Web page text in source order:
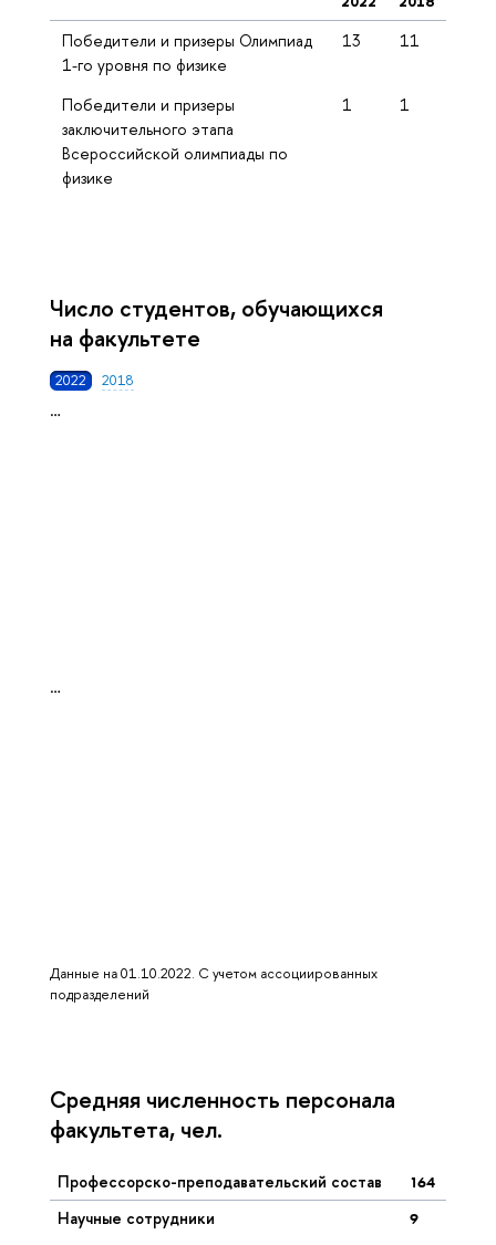
Победители и призеры Олимпиад
1-го уровня по физике
13 11
Победители и призеры
заключительного этапа
Всероссийской олимпиады по
физике
1 1
Число студентов, обучающихся
на факультете
2022 2018
…
…
Данные на01.10.2022. С учетом ассоциированных
подразделений
Средняя численность персонала
факультета, чел.
Профессорско-преподавательский состав 164
Научные сотрудники 9